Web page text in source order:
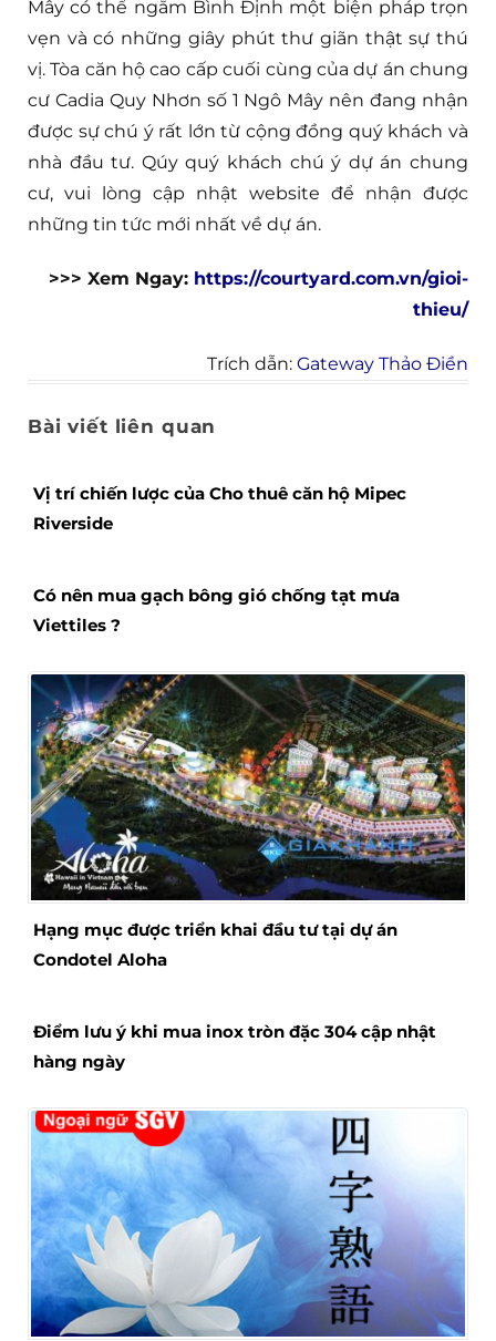
Mây có thể ngắm Bình Định một biện pháp trọn
vẹn và có những giây phút thư giãn thật sự thú
vị. Tòa căn hộ cao cấp cuối cùng của dự án chung
cư Cadia Quy Nhơn số 1 Ngô Mây nên đang nhận
được sự chú ý rất lớn từ cộng đồng quý khách và
nhà đầu tư. Qúy quý khách chú ý dự án chung
cư, vui lòng cập nhật website để nhận được
những tin tức mới nhất về dự án.
>>> Xem Ngay: https://courtyard.com.vn/gioi-
thieu/
Trích dẫn: Gateway Thảo Điền
Bài viết liên quan
Vị trí chiến lược của Cho thuê căn hộ Mipec
Riverside
Có nên mua gạch bông gió chống tạt mưa
Viettiles ?
Hạng mục được triển khai đầu tư tại dự án
Condotel Aloha
Điểm lưu ý khi mua inox tròn đặc 304 cập nhật
hàng ngày